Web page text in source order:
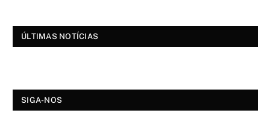
ÚLTIMAS NOTÍCIAS
SIGA-NOS